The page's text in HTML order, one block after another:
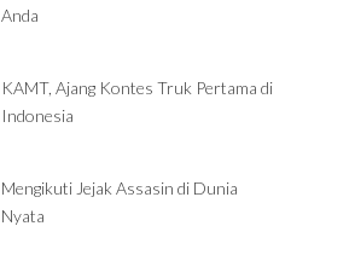
Anda
KAMT, Ajang Kontes Truk Pertama di
Indonesia
Mengikuti Jejak Assasin di Dunia
Nyata